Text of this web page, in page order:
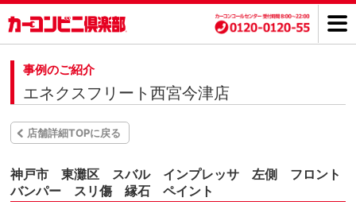
事例のご紹介
エネクスフリート西宮今津店
店舗詳細TOPに戻る
神戸市 東灘区 スバル インプレッサ 左側 フロント
バンパー スリ傷 縁石 ペイント